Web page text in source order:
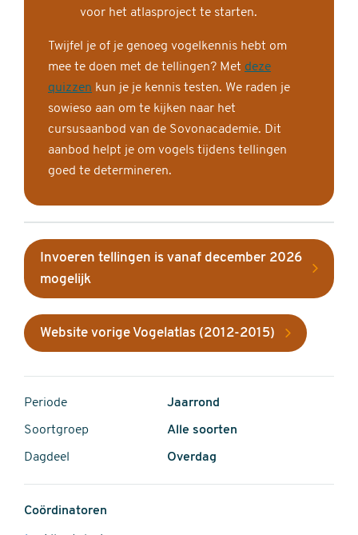
voor het atlasproject te starten.
Twijfel je of je genoeg vogelkennis hebt om
mee te doen met de tellingen? Met deze
quizzen kun je je kennis testen. We raden je
sowieso aan om te kijken naar het
cursusaanbod van de Sovonacademie. Dit
aanbod helpt je om vogels tijdens tellingen
goed te determineren.
Invoeren tellingen is vanaf december 2026
mogelijk
Website vorige Vogelatlas (2012-2015)
Periode Jaarrond
Soortgroep Alle soorten
Dagdeel Overdag
Coördinatoren